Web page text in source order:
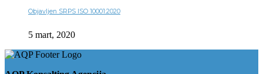
Objavljen SRPS ISO 10001:2020
5 mart, 2020